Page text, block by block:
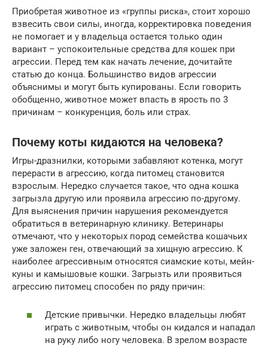
Приобретая животное из «группы риска», стоит хорошо
взвесить свои силы, иногда, корректировка поведения
не помогает и у владельца остается только один
вариант – успокоительные средства для кошек при
агрессии. Перед тем как начать лечение, дочитайте
статью до конца. Большинство видов агрессии
объяснимы и могут быть купированы. Если говорить
обобщенно, животное может впасть в ярость по 3
причинам – конкуренция, боль или страх.
Почему коты кидаются на человека?
Игры-дразнилки, которыми забавляют котенка, могут
перерасти в агрессию, когда питомец становится
взрослым. Нередко случается такое, что одна кошка
загрызла другую или проявила агрессию по-другому.
Для выяснения причин нарушения рекомендуется
обратиться в ветеринарную клинику. Ветеринары
отмечают, что у некоторых пород семейства кошачьих
уже заложен ген, отвечающий за хищную агрессию. К
наиболее агрессивным относятся сиамские коты, мейн-
куны и камышовые кошки. Загрызть или проявиться
агрессию питомец способен по ряду причин:
Детские привычки. Нередко владельцы любят
играть с животным, чтобы он кидался и нападал
на руку либо ногу человека. В зрелом возрасте